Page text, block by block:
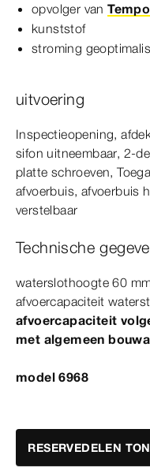
opvolger van
kunststof
stroming
uitvoering
Inspectieopening,
sifon uitneembaar, 2-
platte schroeven,
afvoerbuis, afvoerbuis
verstelbaar
Technische
waterslothoogte 60
afvoercapaciteit
afvoercapaciteit
met algemeen
model 6968
RESERVEDELEN